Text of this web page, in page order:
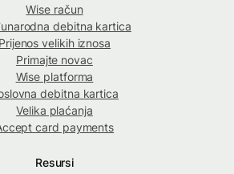
Wise račun
debitna kartica
Prijenos velikih iznosa
Primajte novac
Wise platforma
debitna kartica
Velika plaćanja
card payments
Resursi